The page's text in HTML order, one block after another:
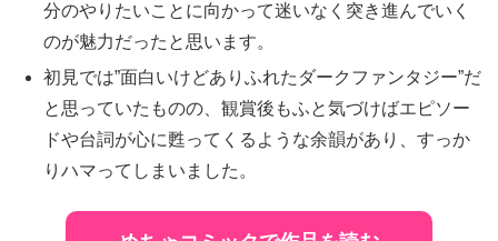
分のやりたいことに向かって迷いなく突き進んでいく
のが魅力だったと思います。
初見では”面白いけどありふれたダークファンタジー”だ
と思っていたものの、観賞後もふと気づけばエピソー
ドや台詞が心に甦ってくるような余韻があり、すっか
りハマってしまいました。